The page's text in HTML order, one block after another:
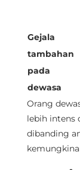
Gejala
tambahan
pada
dewasa
Orang
lebih intens
dibanding